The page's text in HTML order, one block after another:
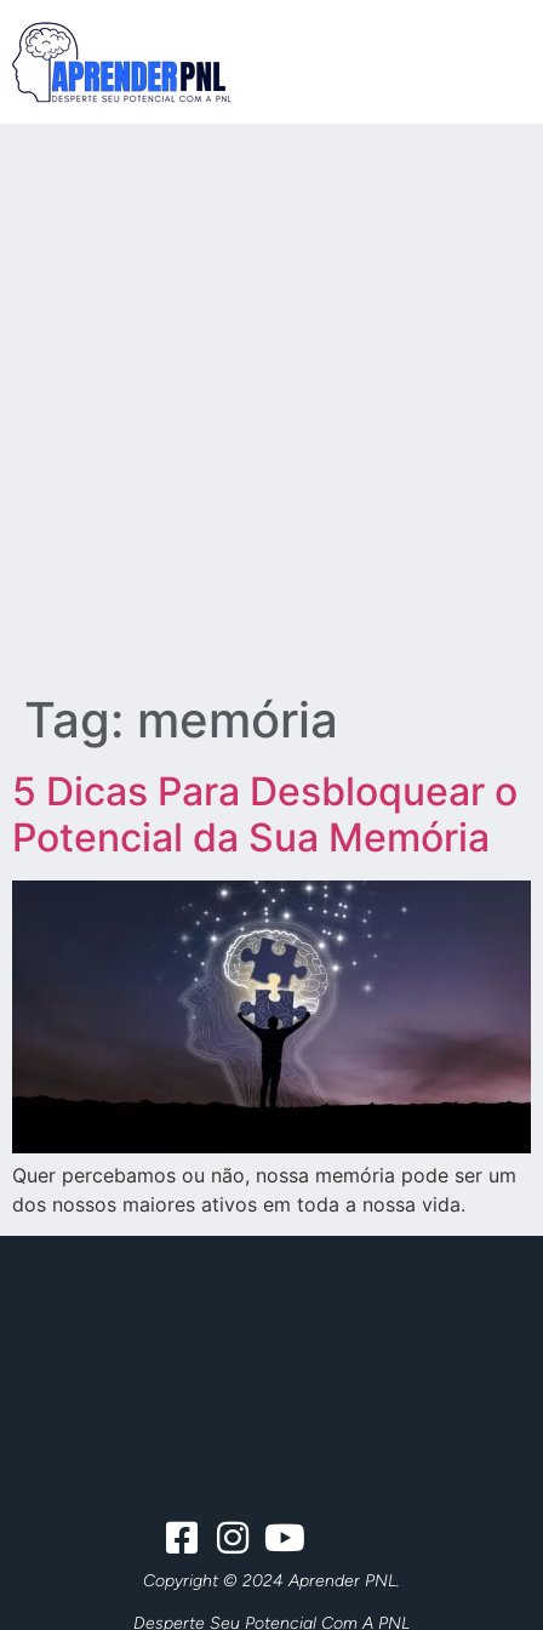
Tag: memória
5 Dicas Para Desbloquear o
Potencial da Sua Memória
Quer percebamos ou não, nossa memória pode ser um
dos nossos maiores ativos em toda a nossa vida.
Copyright © 2024 Aprender PNL.
Desperte Seu Potencial Com A PNL